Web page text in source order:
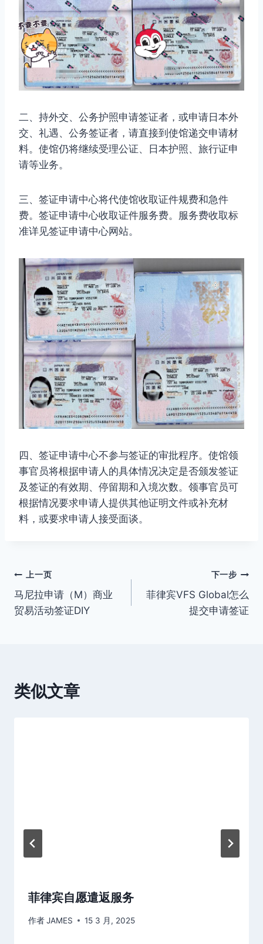
二、持外交、公务护照申请签证者，或申请日本外
交、礼遇、公务签证者，请直接到使馆递交申请材
料。使馆仍将继续受理公证、日本护照、旅行证申
请等业务。
三、签证申请中心将代使馆收取证件规费和急件
费。签证申请中心收取证件服务费。服务费收取标
准详见签证申请中心网站。
四、签证申请中心不参与签证的审批程序。使馆领
事官员将根据申请人的具体情况决定是否颁发签证
及签证的有效期、停留期和入境次数。领事官员可
根据情况要求申请人提供其他证明文件或补充材
料，或要求申请人接受面谈。
文
章
上一页
马尼拉申请（M）商业
贸易活动签证DIY
下一步
菲律宾VFS Global怎么
提交申请签证
类似文章
菲律宾自愿遣返服务
作者JAMES 15 3 月, 2025